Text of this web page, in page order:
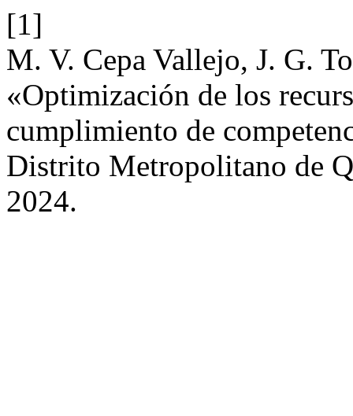
[1]
M. V. Cepa Vallejo, J. G.
«Optimización de los
cumplimiento de
Distrito Metropolitano de
2024.